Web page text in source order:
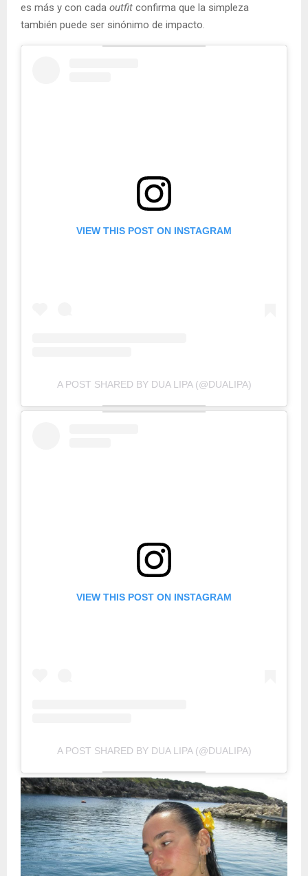
es más y con cada outfit confirma que la simpleza
también puede ser sinónimo de impacto.
VIEW THIS POST ON INSTAGRAM
A POST SHARED BY DUA LIPA (@DUALIPA)
VIEW THIS POST ON INSTAGRAM
A POST SHARED BY DUA LIPA (@DUALIPA)